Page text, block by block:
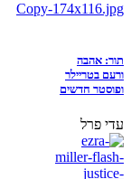
תור: אהבה
ורעם בטריילר
ופוסטר חדשים
עדי פרל